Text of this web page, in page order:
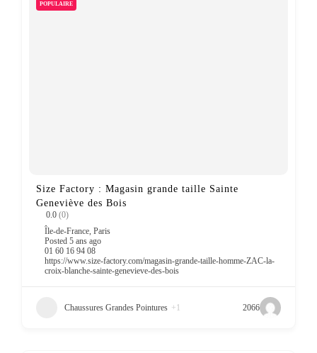
POPULAIRE
Size Factory : Magasin grande taille Sainte
Geneviève des Bois
0.0 (0)
Île-de-France, Paris
Posted 5 ans ago
01 60 16 94 08
https://www.size-factory.com/magasin-grande-taille-homme-ZAC-la-
croix-blanche-sainte-genevieve-des-bois
Chaussures Grandes Pointures +1 2066